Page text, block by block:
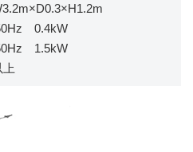
0.4kW
1.5kW
上